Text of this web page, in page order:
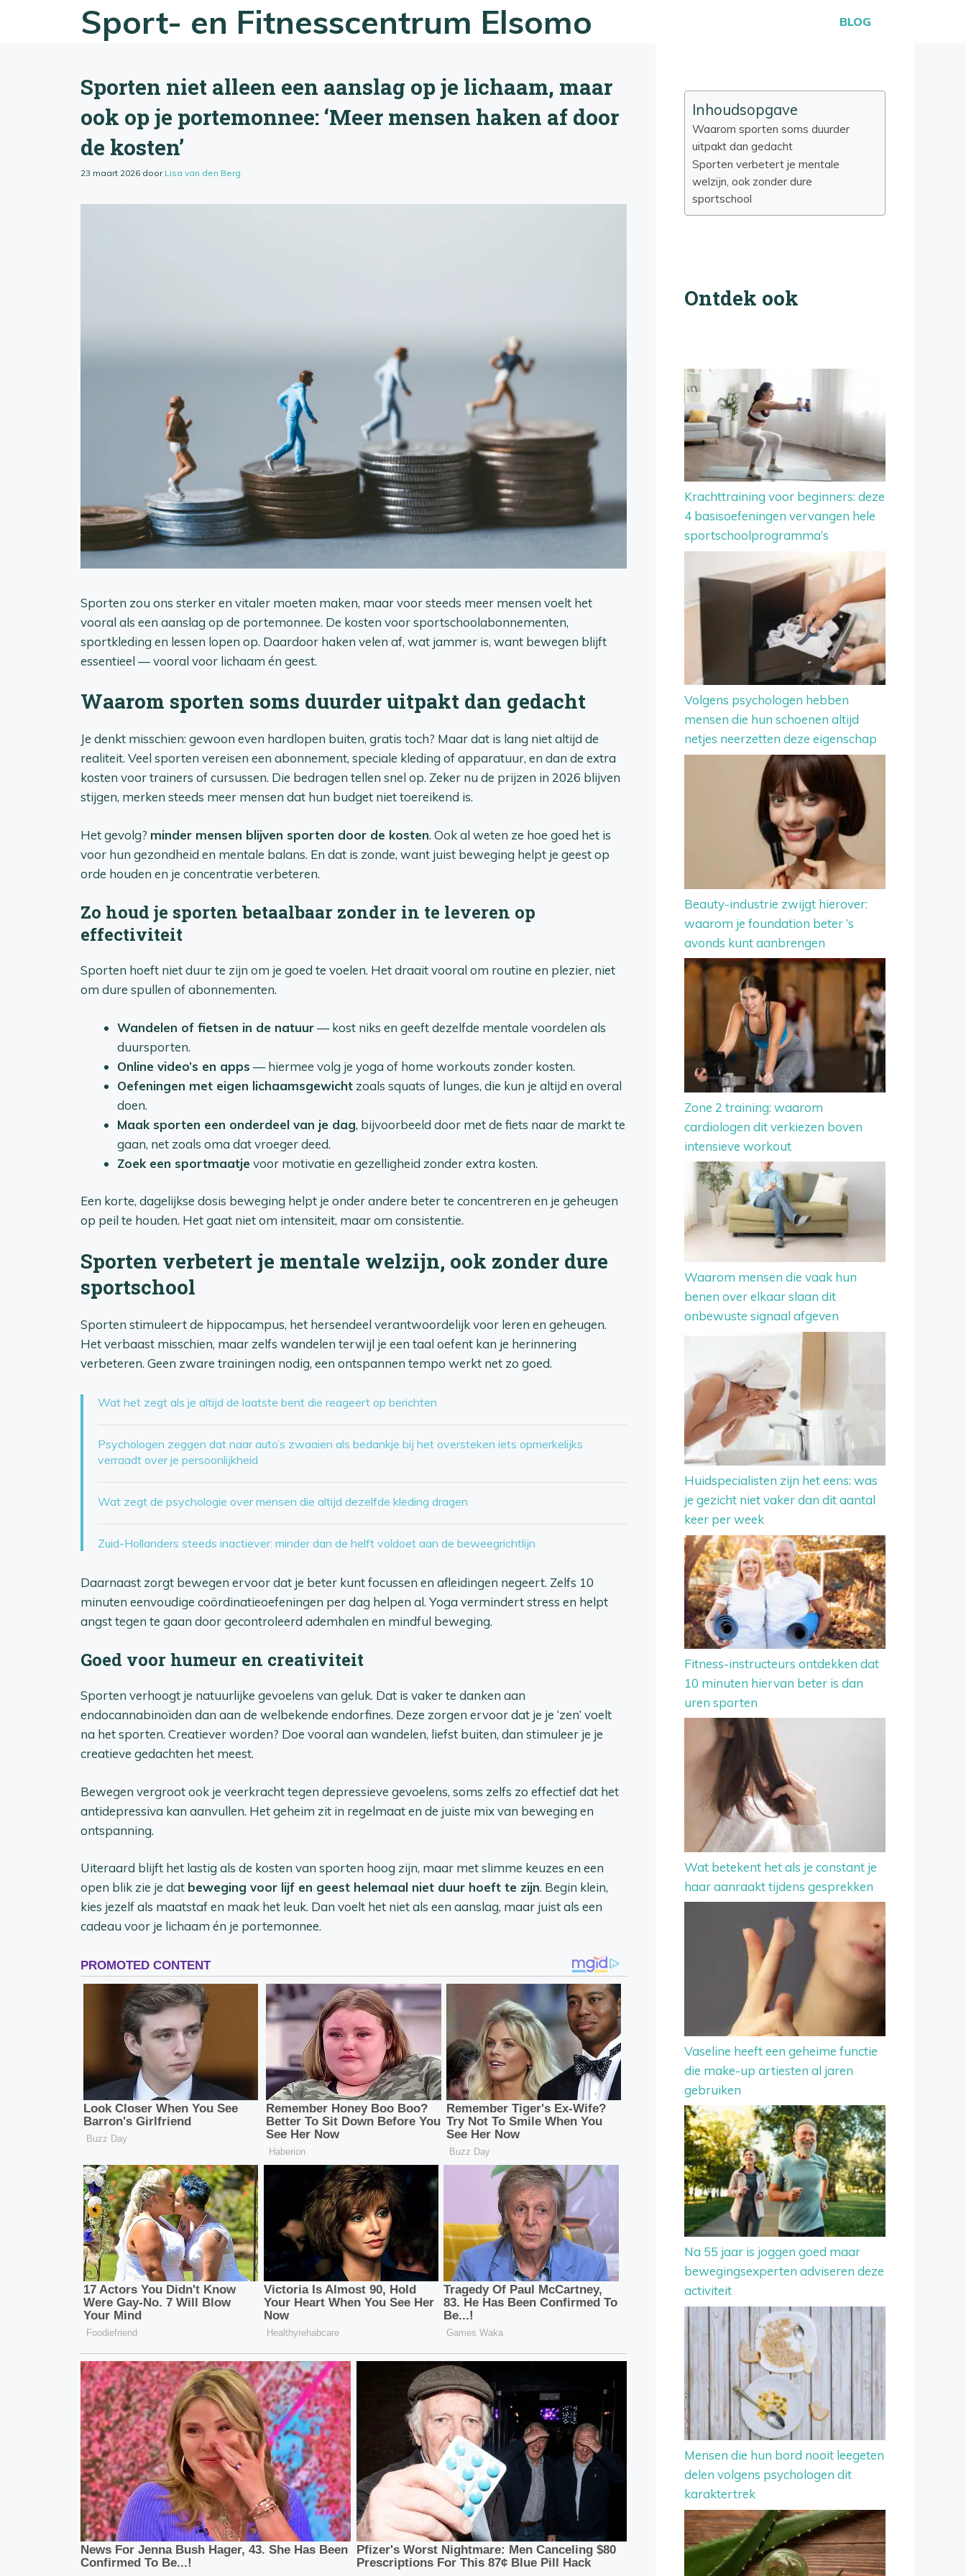
Sport- en Fitnesscentrum Elsomo BLOG
Sporten niet alleen een aanslag op je lichaam, maar
ook op je portemonnee: ‘Meer mensen haken af door
de kosten’
23 maart 2026 door Lisa van den Berg
Sporten zou ons sterker en vitaler moeten maken, maar voor steeds meer mensen voelt het
vooral als een aanslag op de portemonnee. De kosten voor sportschoolabonnementen,
sportkleding en lessen lopen op. Daardoor haken velen af, wat jammer is, want bewegen blijft
essentieel — vooral voor lichaam én geest.
Waarom sporten soms duurder uitpakt dan gedacht
Je denkt misschien: gewoon even hardlopen buiten, gratis toch? Maar dat is lang niet altijd de
realiteit. Veel sporten vereisen een abonnement, speciale kleding of apparatuur, en dan de extra
kosten voor trainers of cursussen. Die bedragen tellen snel op. Zeker nu de prijzen in 2026 blijven
stijgen, merken steeds meer mensen dat hun budget niet toereikend is.
Het gevolg? minder mensen blijven sporten door de kosten. Ook al weten ze hoe goed het is
voor hun gezondheid en mentale balans. En dat is zonde, want juist beweging helpt je geest op
orde houden en je concentratie verbeteren.
Zo houd je sporten betaalbaar zonder in te leveren op
effectiviteit
Sporten hoeft niet duur te zijn om je goed te voelen. Het draait vooral om routine en plezier, niet
om dure spullen of abonnementen.
Wandelen of fietsen in de natuur— kost niks en geeft dezelfde mentale voordelen als
duursporten.
Online video’s en apps — hiermee volg je yoga of home workouts zonder kosten.
Oefeningen met eigen lichaamsgewicht zoals squats of lunges, die kun je altijd en overal
doen.
Maak sporten een onderdeel van je dag, bijvoorbeeld door met de fiets naar de markt te
gaan, net zoals oma dat vroeger deed.
Zoek een sportmaatjevoor motivatie en gezelligheid zonder extra kosten.
Een korte, dagelijkse dosis beweging helpt je onder andere beter te concentreren en je geheugen
op peil te houden. Het gaat niet om intensiteit, maar om consistentie.
Sporten verbetert je mentale welzijn, ook zonder dure
sportschool
Sporten stimuleert de hippocampus, het hersendeel verantwoordelijk voor leren en geheugen.
Het verbaast misschien, maar zelfs wandelen terwijl je een taal oefent kan je herinnering
verbeteren. Geen zware trainingen nodig, een ontspannen tempo werkt net zo goed.
Wat het zegt als je altijd de laatste bent die reageert op berichten
Psychologen zeggen dat naar auto’s zwaaien als bedankje bij het oversteken iets opmerkelijks
verraadt over je persoonlijkheid
Wat zegt de psychologie over mensen die altijd dezelfde kleding dragen
Zuid-Hollanders steeds inactiever: minder dan de helft voldoet aan de beweegrichtlijn
Daarnaast zorgt bewegen ervoor dat je beter kunt focussen en afleidingen negeert. Zelfs 10
minuten eenvoudige coördinatieoefeningen per dag helpen al. Yoga vermindert stress en helpt
angst tegen te gaan door gecontroleerd ademhalen en mindful beweging.
Goed voor humeur en creativiteit
Sporten verhoogt je natuurlijke gevoelens van geluk. Dat is vaker te danken aan
endocannabinoïden dan aan de welbekende endorfines. Deze zorgen ervoor dat je je ‘zen’ voelt
na het sporten. Creatiever worden? Doe vooral aan wandelen, liefst buiten, dan stimuleer je je
creatieve gedachten het meest.
Bewegen vergroot ook je veerkracht tegen depressieve gevoelens, soms zelfs zo effectief dat het
antidepressiva kan aanvullen. Het geheim zit in regelmaat en de juiste mix van beweging en
ontspanning.
Uiteraard blijft het lastig als de kosten van sporten hoog zijn, maar met slimme keuzes en een
open blik zie je dat beweging voor lijf en geest helemaal niet duur hoeft te zijn. Begin klein,
kies jezelf als maatstaf en maak het leuk. Dan voelt het niet als een aanslag, maar juist als een
cadeau voor je lichaam én je portemonnee.
Inhoudsopgave
Waarom sporten soms duurder
uitpakt dan gedacht
Sporten verbetert je mentale
welzijn, ook zonder dure
sportschool
Ontdek ook
Krachttraining voor beginners: deze
4 basisoefeningen vervangen hele
sportschoolprogramma’s
Volgens psychologen hebben
mensen die hun schoenen altijd
netjes neerzetten deze eigenschap
Beauty-industrie zwijgt hierover:
waarom je foundation beter ’s
avonds kunt aanbrengen
Zone 2 training: waarom
cardiologen dit verkiezen boven
intensieve workout
Waarom mensen die vaak hun
benen over elkaar slaan dit
onbewuste signaal afgeven
Huidspecialisten zijn het eens: was
je gezicht niet vaker dan dit aantal
keer per week
Fitness-instructeurs ontdekken dat
10 minuten hiervan beter is dan
uren sporten
Wat betekent het als je constant je
haar aanraakt tijdens gesprekken
Vaseline heeft een geheime functie
die make-up artiesten al jaren
gebruiken
Na 55 jaar is joggen goed maar
bewegingsexperten adviseren deze
activiteit
Mensen die hun bord nooit leegeten
delen volgens psychologen dit
karaktertrek